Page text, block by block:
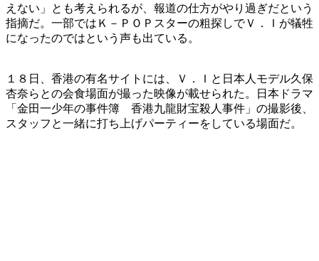
えない」とも考えられるが、報道の仕方がやり過ぎだという
指摘だ。一部ではＫ－ＰＯＰスターの粗探しでＶ．Ｉが犠牲
になったのではという声も出ている。
１８日、香港の有名サイトには、Ｖ．Ｉと日本人モデル久保
杏奈らとの会食場面が撮った映像が載せられた。日本ドラマ
「金田一少年の事件簿 香港九龍財宝殺人事件」の撮影後、
スタッフと一緒に打ち上げパーティーをしている場面だ。